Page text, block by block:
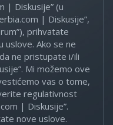
| Diskusije” (u
| Diskusije”,
prihvatate
uslove. Ako se ne
ne pristupate i/ili
Mi možemo ove
vas o tome,
regulativnost
| Diskusije”.
nove uslove.